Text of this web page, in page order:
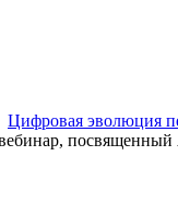
Цифровая эволюция